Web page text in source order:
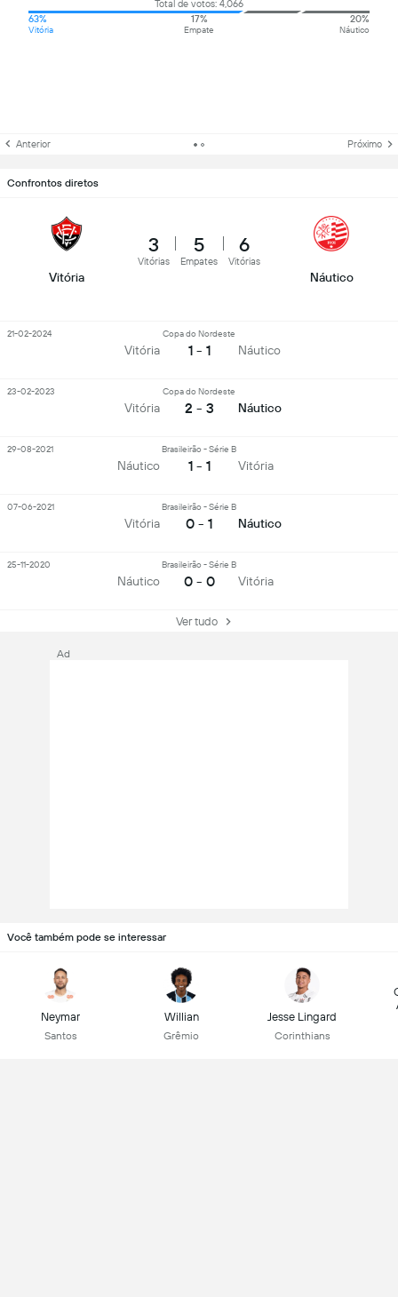
Total de votos: 4,066
63%
Vitória
17%
Empate
20%
Náutico
Anterior Próximo
Confrontos diretos
Vitória
3
Vitórias
5
Empates
6
Vitórias
Náutico
Vitória
Copa do Nordeste
1 - 1 Náutico
21-02-2024
Vitória
Copa do Nordeste
2 - 3 Náutico
23-02-2023
Náutico
Brasileirão - Série B
1 - 1 Vitória
29-08-2021
Vitória
Brasileirão - Série B
0 - 1 Náutico
07-06-2021
Náutico
Brasileirão - Série B
0 - 0 Vitória
25-11-2020
Ver tudo
Ad
Você também pode se interessar
Neymar
Santos
Willian
Grêmio
Jesse Lingard
Corinthians